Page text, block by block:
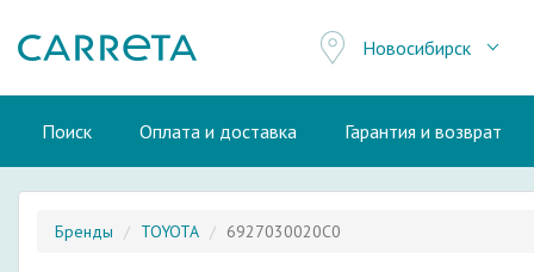
Новосибирск
Поиск Оплата и доставка Гарантия и возврат
Бренды TOYOTA 6927030020C0